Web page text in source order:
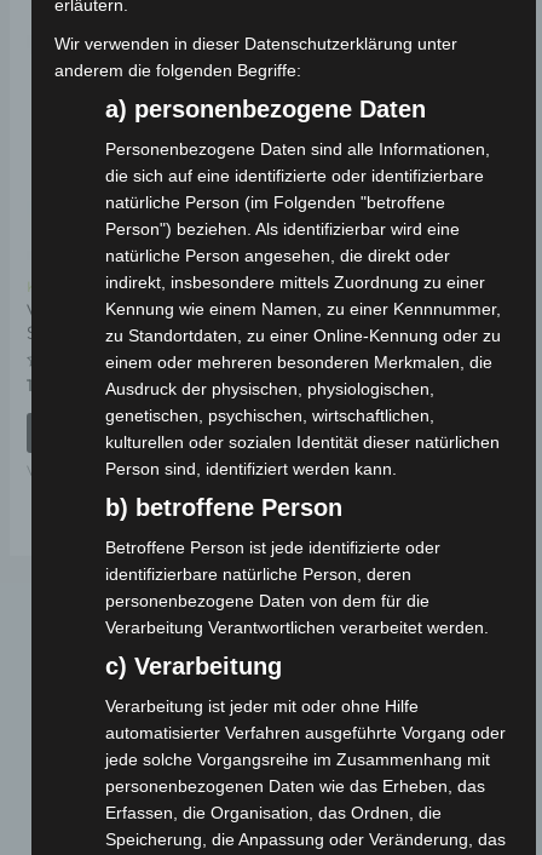
Kostenloser Versand
VSX MITTLERER
STÄNDERFEDER
Bewertet
0
19,00
IN DEN WARENKORB
VSX
Webseite
Cashback-Aktion
erläutern.
Wir verwenden in dieser Datenschutzerklärung unter
anderem die folgenden Begriffe:
a) personenbezogene Daten
Personenbezogene Daten sind alle Informationen,
die sich auf eine identifizierte oder identifizierbare
natürliche Person (im Folgenden "betroffene
Person") beziehen. Als identifizierbar wird eine
natürliche Person angesehen, die direkt oder
indirekt, insbesondere mittels Zuordnung zu einer
Kennung wie einem Namen, zu einer Kennnummer,
zu Standortdaten, zu einer Online-Kennung oder zu
einem oder mehreren besonderen Merkmalen, die
Ausdruck der physischen, physiologischen,
genetischen, psychischen, wirtschaftlichen,
kulturellen oder sozialen Identität dieser natürlichen
Person sind, identifiziert werden kann.
b) betroffene Person
Betroffene Person ist jede identifizierte oder
identifizierbare natürliche Person, deren
personenbezogene Daten von dem für die
Verarbeitung Verantwortlichen verarbeitet werden.
c) Verarbeitung
Verarbeitung ist jeder mit oder ohne Hilfe
automatisierter Verfahren ausgeführte Vorgang oder
jede solche Vorgangsreihe im Zusammenhang mit
personenbezogenen Daten wie das Erheben, das
Erfassen, die Organisation, das Ordnen, die
Speicherung, die Anpassung oder Veränderung, das